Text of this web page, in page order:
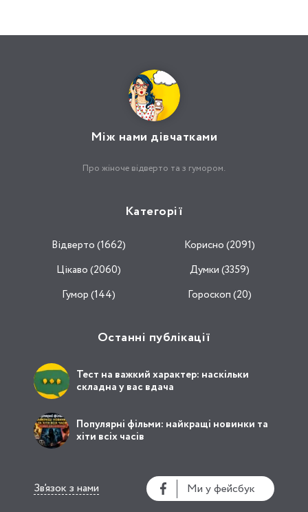
Між нами дівчатками
Про жіноче відверто та з гумором.
Категорії
Відвертo (1662)
Корисно (2091)
Цікаво (2060)
Думки (3359)
Гумор (144)
Гороскоп (20)
Останні публікації
Тест на важкий характер: наскільки
складна у вас вдача
Популярні фільми: найкращі новинки та
хіти всіх часів
Ми у фейсбук
Зв’язок з нами